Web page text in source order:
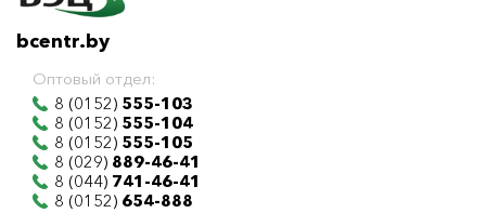
bcentr.by
Оптовый отдел:
8 (0152) 555-103
8 (0152) 555-104
8 (0152) 555-105
8 (029) 889-46-41
8 (044) 741-46-41
8 (0152) 654-888